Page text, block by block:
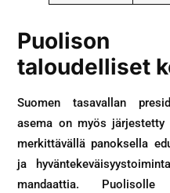
taloudelliset
Suomen tasavallan
asema on myös
merkittävällä panoksella
ja
mandaattia.